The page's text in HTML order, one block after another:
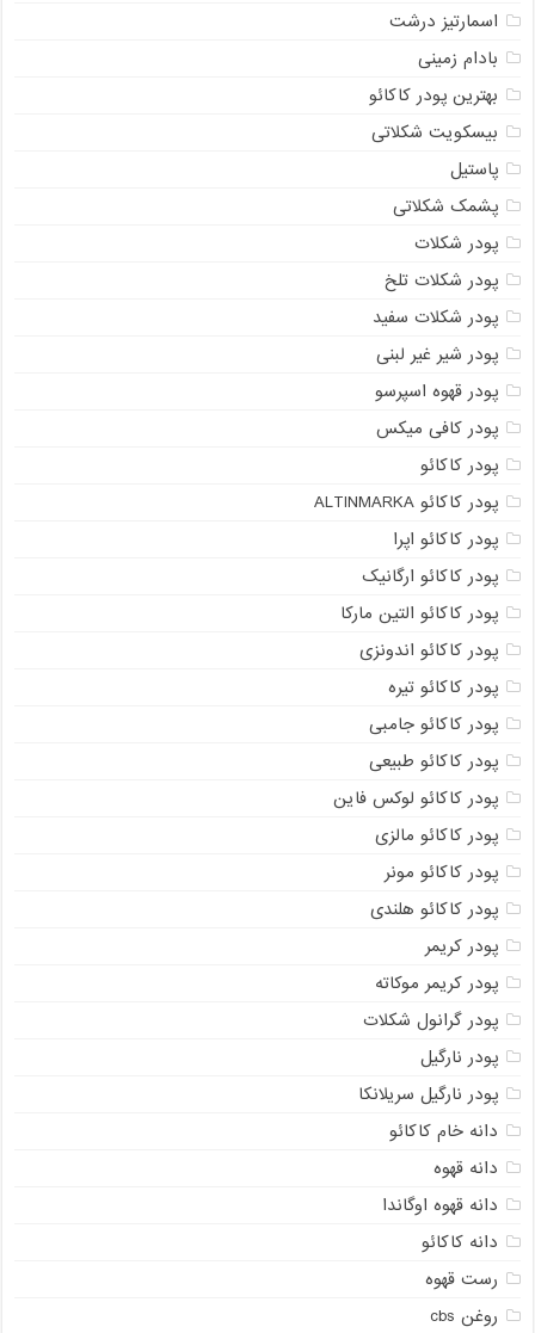
اسمارتیز درشت
بادام زمینی
بهترین پودر کاکائو
بیسکویت شکلاتی
پاستیل
پشمک شکلاتی
پودر شکلات
پودر شکلات تلخ
پودر شکلات سفید
پودر شیر غیر لبنی
پودر قهوه اسپرسو
پودر کافی میکس
پودر کاکائو
پودر کاکائو ALTINMARKA
پودر کاکائو اپرا
پودر کاکائو ارگانیک
پودر کاکائو التین مارکا
پودر کاکائو اندونزی
پودر کاکائو تیره
پودر کاکائو جامبی
پودر کاکائو طبیعی
پودر کاکائو لوکس فاین
پودر کاکائو مالزی
پودر کاکائو مونر
پودر کاکائو هلندی
پودر کریمر
پودر کریمر موکاته
پودر گرانول شکلات
پودر نارگیل
پودر نارگیل سریلانکا
دانه خام کاکائو
دانه قهوه
دانه قهوه اوگاندا
دانه کاکائو
رست قهوه
روغن cbs